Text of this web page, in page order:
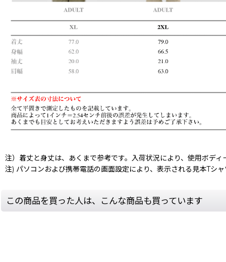
注）着丈と身丈は、あくまで参考です。入荷状況により、使用ボデ
注) パソコンおよび携帯電話の画面設定により、表示される見本Tシ
この商品を買った人は、こんな商品も買っています